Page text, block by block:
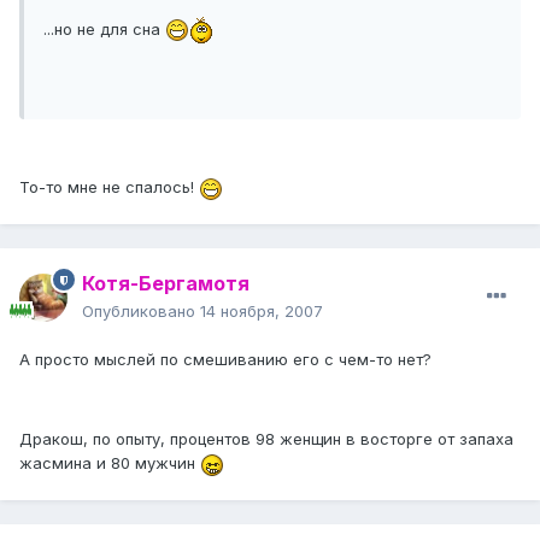
...но не для сна
То-то мне не спалось!
Котя-Бергамотя
Опубликовано 14 ноября, 2007
А просто мыслей по смешиванию его с чем-то нет?
Дракош, по опыту, процентов 98 женщин в восторге от запаха
жасмина и 80 мужчин